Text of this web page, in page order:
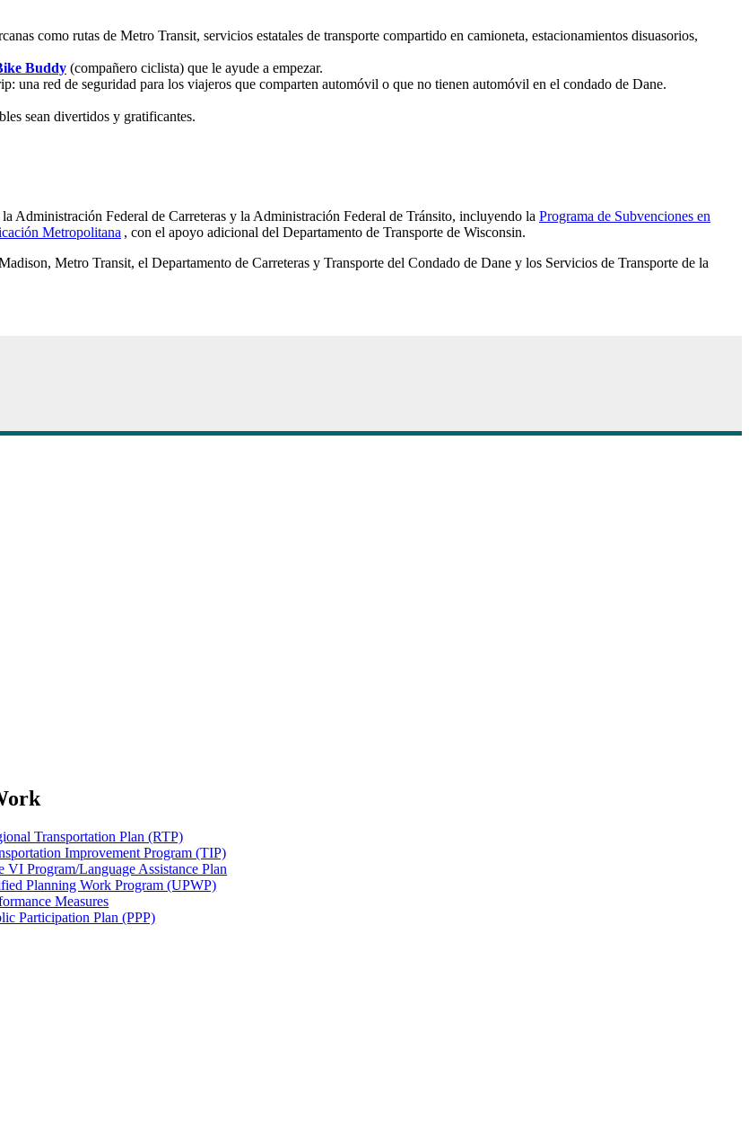
como rutas de Metro Transit, servicios estatales de transporte compartido en camioneta, estacionamientos disuasorios,
Buddy (compañero ciclista) que le ayude a empezar.
una red de seguridad para los viajeros que comparten automóvil o que no tienen automóvil en el condado de Dane.
sean divertidos y gratificantes.
Administración Federal de Carreteras y la Administración Federal de Tránsito, incluyendo la Programa de Subvenciones en
Metropolitana (externo)
, con el apoyo adicional del Departamento de Transporte de Wisconsin.
Metro Transit, el Departamento de Carreteras y Transporte del Condado de Dane y los Servicios de Transporte de la
Transportation Plan (RTP)
Improvement Program (TIP)
VI Program/Language Assistance Plan
Planning Work Program (UPWP)
Measures
Participation Plan (PPP)